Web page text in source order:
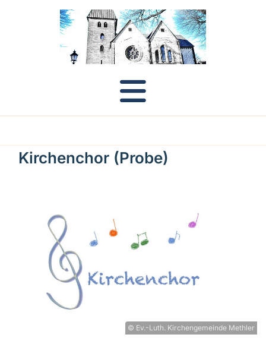
Kirchenchor (Probe)
© Ev.-Luth. Kirchengemeinde Methler